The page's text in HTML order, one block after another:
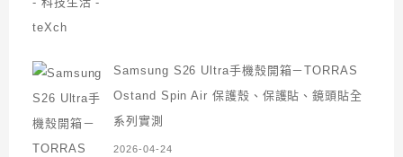
Samsung S26 Ultra手機殼開箱－TORRAS
Ostand Spin Air 保護殼、保護貼、鏡頭貼全
系列實測
2026-04-24